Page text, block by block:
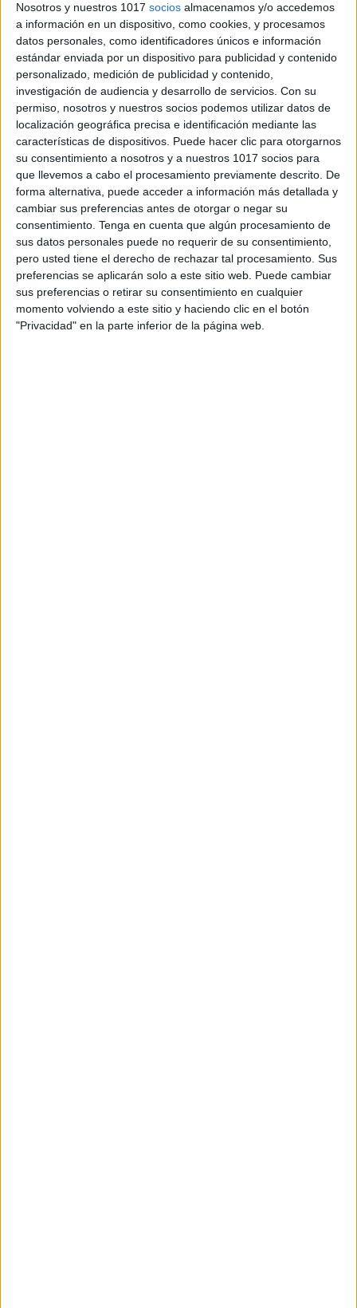
Nosotros y nuestros 1017 socios almacenamos y/o accedemos
a información en un dispositivo, como cookies, y procesamos
datos personales, como identificadores únicos e información
estándar enviada por un dispositivo para publicidad y contenido
personalizado, medición de publicidad y contenido,
investigación de audiencia y desarrollo de servicios. Con su
permiso, nosotros y nuestros socios podemos utilizar datos de
localización geográfica precisa e identificación mediante las
características de dispositivos. Puede hacer clic para otorgarnos
su consentimiento a nosotros y a nuestros 1017 socios para
que llevemos a cabo el procesamiento previamente descrito. De
forma alternativa, puede acceder a información más detallada y
cambiar sus preferencias antes de otorgar o negar su
consentimiento. Tenga en cuenta que algún procesamiento de
sus datos personales puede no requerir de su consentimiento,
pero usted tiene el derecho de rechazar tal procesamiento. Sus
preferencias se aplicarán solo a este sitio web. Puede cambiar
sus preferencias o retirar su consentimiento en cualquier
momento volviendo a este sitio y haciendo clic en el botón
"Privacidad" en la parte inferior de la página web.
Observación de diferencias: Actividades
tipo “encuentra los cambios” entre imágenes.
Ejercicios de conteo y comparación:
Conteo de insectos, identificación de
elementos que no se repiten, etc.
Mitades y simetría: Unir las dos partes de
dibujos, completar figuras y detectar partes
que faltan.
Sopa visual y orientación espacial:
Identificar objetos por posición o forma.
Cómo utilizar este material